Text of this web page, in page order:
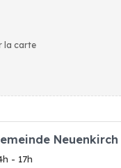
la carte
Neuenkirch
- 17h